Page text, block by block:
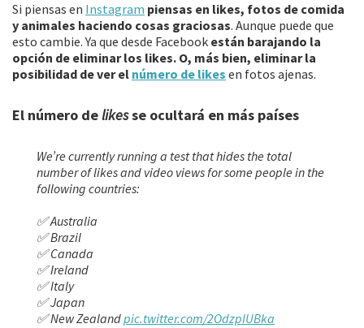
Si piensas en Instagram piensas en likes, fotos de comida
y animales haciendo cosas graciosas. Aunque puede que
esto cambie. Ya que desde Facebook están barajando la
opción de eliminar los likes. O, más bien, eliminar la
posibilidad de ver el número de likes en fotos ajenas.
El número delikesse ocultará en más países
We’re currently running a test that hides the total
number of likes and video views for some people in the
following countries:
✅ Australia
✅ Brazil
✅ Canada
✅ Ireland
✅ Italy
✅ Japan
✅ New Zealandpic.twitter.com/2OdzpIUBka